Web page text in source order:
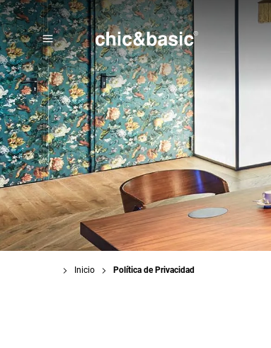
Menú
Booking
Inicio Política de Privacidad